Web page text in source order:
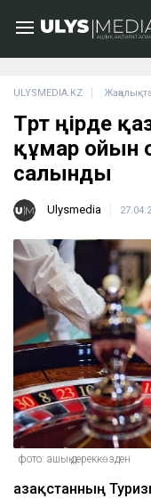
ULYSMEDIA.KZ
Төрт өңірде
құмар ойын
салынды
Ulysmedia
фото: ашық дереккөзден
Қазақстанның